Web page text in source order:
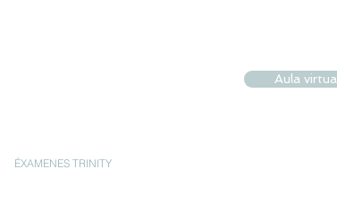
ÉXAMENES TRINITY
Aula virtual